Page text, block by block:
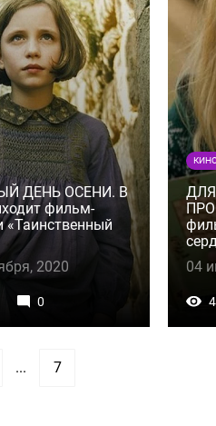
ДЕНЬ ОСЕНИ. В
фильм-
«Таинственный
2020
0
04
... 7